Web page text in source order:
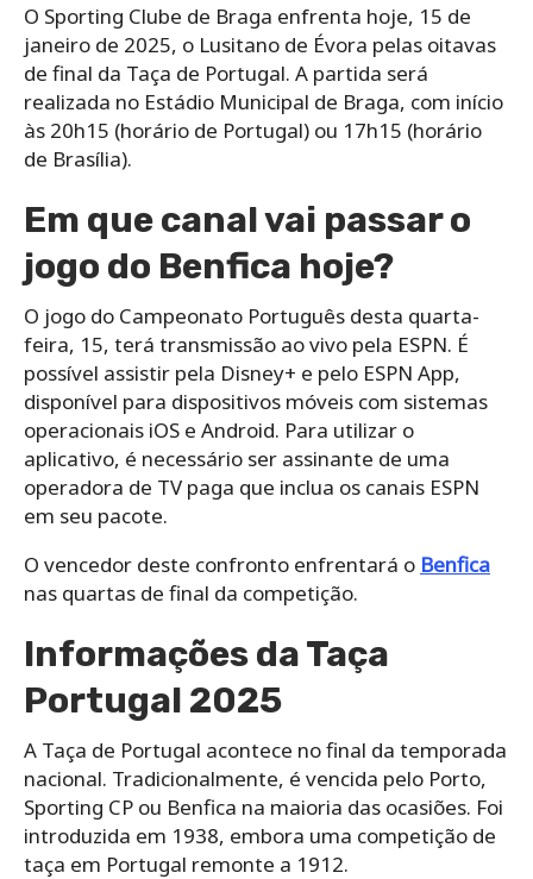
O Sporting Clube de Braga enfrenta hoje, 15 de
janeiro de 2025, o Lusitano de Évora pelas oitavas
de final da Taça de Portugal. A partida será
realizada no Estádio Municipal de Braga, com início
às 20h15 (horário de Portugal) ou 17h15 (horário
de Brasília).
Em que canal vai passar o
jogo do Benfica hoje?
O jogo do Campeonato Português desta quarta-
feira, 15, terá transmissão ao vivo pela ESPN. É
possível assistir pela Disney+ e pelo ESPN App,
disponível para dispositivos móveis com sistemas
operacionais iOS e Android. Para utilizar o
aplicativo, é necessário ser assinante de uma
operadora de TV paga que inclua os canais ESPN
em seu pacote.
O vencedor deste confronto enfrentará o Benfica
nas quartas de final da competição.
Informações da Taça
Portugal 2025
A Taça de Portugal acontece no final da temporada
nacional. Tradicionalmente, é vencida pelo Porto,
Sporting CP ou Benfica na maioria das ocasiões. Foi
introduzida em 1938, embora uma competição de
taça em Portugal remonte a 1912.